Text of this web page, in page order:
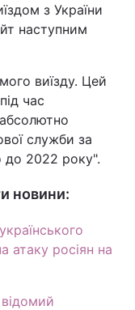
з України
наступним
виїзду. Цей
час
служби за
до 2022 року".
новини:
атаку росіян на